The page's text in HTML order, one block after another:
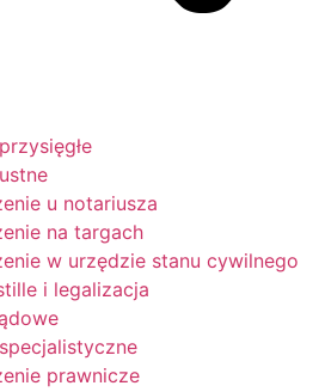
u notariusza
na targach
w urzędzie stanu cywilnego
i legalizacja
prawnicze